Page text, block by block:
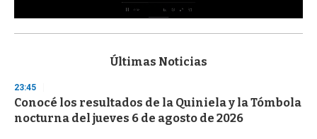
s
d
s
o
f
Últimas Noticias
23:45
Conocé los resultados de la Quiniela y la Tómbola
nocturna del jueves 6 de agosto de 2026